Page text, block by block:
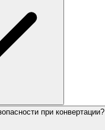
при конвертации?